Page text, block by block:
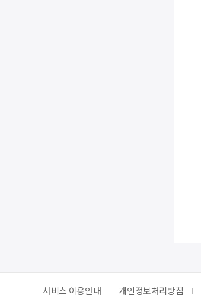
서비스 이용안내 개인정보처리방침